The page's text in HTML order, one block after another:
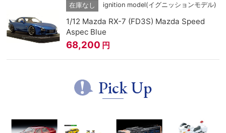
在庫なし ignition model(イグニッションモデル)
1/12 Mazda RX-7 (FD3S) Mazda Speed
Aspec Blue
68,200 円
Pick Up